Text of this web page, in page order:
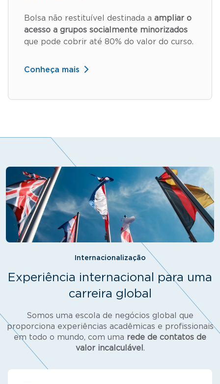
Bolsa não restituível destinada a ampliar o
acesso a grupos socialmente minorizados
que pode cobrir até 80% do valor do curso.
Conheça mais
Internacionalização
Experiência internacional para uma
carreira global
Somos uma escola de negócios global que
proporciona experiências acadêmicas e profissionais
em todo o mundo, com uma rede de contatos de
valor incalculável .